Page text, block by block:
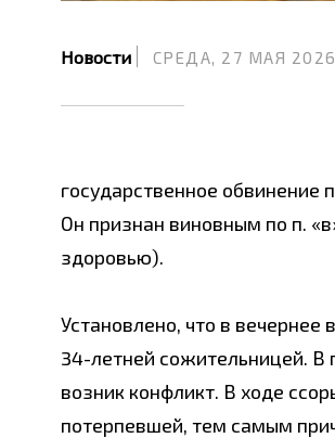
Новости СРЕДА, 27 МАЯ 2026
государственное обвинение
Он признан виновным по п.
здоровью).
Установлено, что в
34-летней сожительницей. В
возник конфликт. В ходе
потерпевшей, тем самым